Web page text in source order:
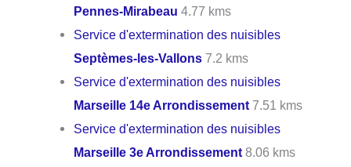
Pennes-Mirabeau 4.77 kms
Service d'extermination des nuisibles
Septèmes-les-Vallons 7.2 kms
Service d'extermination des nuisibles
Marseille 14e Arrondissement 7.51 kms
Service d'extermination des nuisibles
Marseille 3e Arrondissement 8.06 kms